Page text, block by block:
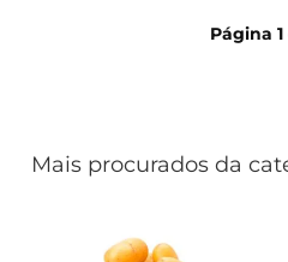
Página 1
Mais procurados da